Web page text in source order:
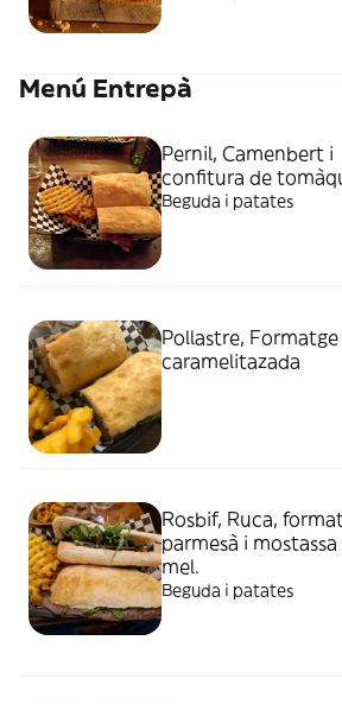
Menú Entrepà
Pernil, Camenbert i
confitura de
Beguda i patates
Pollastre, Formatge
caramelitazada
Rosbif, Ruca,
parmesà i mostassa
mel.
Beguda i patates